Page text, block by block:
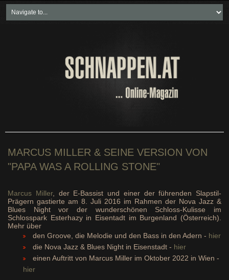
Neueste Beiträge
Soziales & Projekte
MARCUS MILLER & SEINE VERSION VON
"PAPA WAS A ROLLING STONE"
Marcus Miller, der E-Bassist und einer der führenden Slapstil-
Prägern gastierte am 8. Juli 2016 im Rahmen der Nova Jazz &
Blues Night vor der wunderschönen Schloss-Kulisse im
Schlosspark Esterhazy in Eisentadt im Burgenland (Österreich).
Mehr über
den Groove, die Melodie und den Bass in den Adern - hier
die Nova Jazz & Blues Night in Eisenstadt - hier
einen Auftritt von Marcus Miller im Oktober 2022 in Wien -
hier